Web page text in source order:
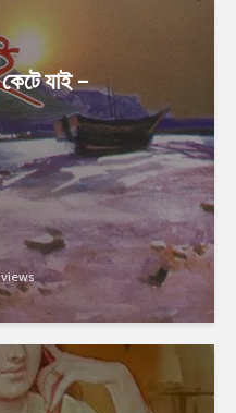
যাই –
views